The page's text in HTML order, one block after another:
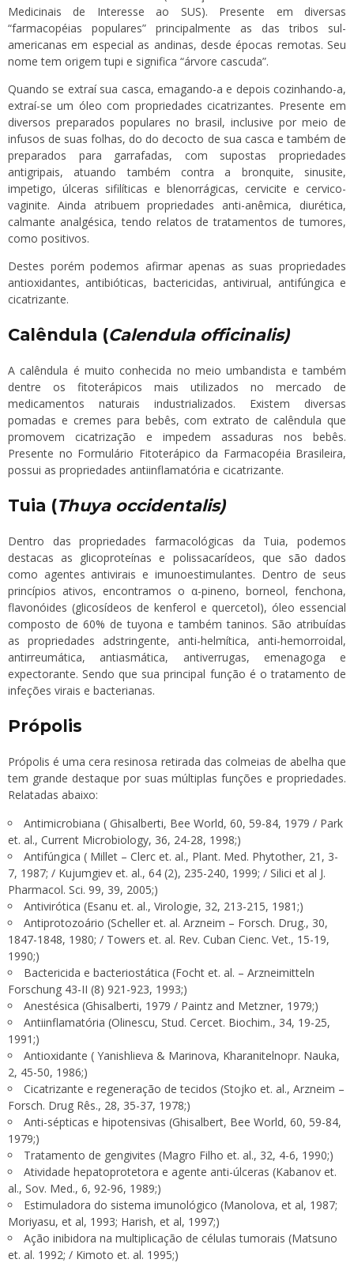
Medicinais de Interesse ao SUS). Presente em diversas
“farmacopéias populares” principalmente as das tribos sul-
americanas em especial as andinas, desde épocas remotas. Seu
nome tem origem tupi e significa “árvore cascuda”.
Quando se extraí sua casca, emagando-a e depois cozinhando-a,
extraí-se um óleo com propriedades cicatrizantes. Presente em
diversos preparados populares no brasil, inclusive por meio de
infusos de suas folhas, do do decocto de sua casca e também de
preparados para garrafadas, com supostas propriedades
antigripais, atuando também contra a bronquite, sinusite,
impetigo, úlceras sifilíticas e blenorrágicas, cervicite e cervico-
vaginite. Ainda atribuem propriedades anti-anêmica, diurética,
calmante analgésica, tendo relatos de tratamentos de tumores,
como positivos.
Destes porém podemos afirmar apenas as suas propriedades
antioxidantes, antibióticas, bactericidas, antivirual, antifúngica e
cicatrizante.
Calêndula (Calendula officinalis)
A calêndula é muito conhecida no meio umbandista e também
dentre os fitoterápicos mais utilizados no mercado de
medicamentos naturais industrializados. Existem diversas
pomadas e cremes para bebês, com extrato de calêndula que
promovem cicatrização e impedem assaduras nos bebês.
Presente no Formulário Fitoterápico da Farmacopéia Brasileira,
possui as propriedades antiinflamatória e cicatrizante.
Tuia (Thuya occidentalis)
Dentro das propriedades farmacológicas da Tuia, podemos
destacas as glicoproteínas e polissacarídeos, que são dados
como agentes antivirais e imunoestimulantes. Dentro de seus
princípios ativos, encontramos o α-pineno, borneol, fenchona,
flavonóides (glicosídeos de kenferol e quercetol), óleo essencial
composto de 60% de tuyona e também taninos. São atribuídas
as propriedades adstringente, anti-helmítica, anti-hemorroidal,
antirreumática, antiasmática, antiverrugas, emenagoga e
expectorante. Sendo que sua principal função é o tratamento de
infeções virais e bacterianas.
Própolis
Própolis é uma cera resinosa retirada das colmeias de abelha que
tem grande destaque por suas múltiplas funções e propriedades.
Relatadas abaixo:
Antimicrobiana ( Ghisalberti, Bee World, 60, 59-84, 1979 / Park
et. al., Current Microbiology, 36, 24-28, 1998;)
Antifúngica ( Millet – Clerc et. al., Plant. Med. Phytother, 21, 3-
7, 1987; / Kujumgiev et. al., 64 (2), 235-240, 1999; / Silici et al J.
Pharmacol. Sci. 99, 39, 2005;)
Antivirótica (Esanu et. al., Virologie, 32, 213-215, 1981;)
Antiprotozoário (Scheller et. al. Arzneim – Forsch. Drug., 30,
1847-1848, 1980; / Towers et. al. Rev. Cuban Cienc. Vet., 15-19,
1990;)
Bactericida e bacteriostática (Focht et. al. – Arzneimitteln
Forschung 43-II (8) 921-923, 1993;)
Anestésica (Ghisalberti, 1979 / Paintz and Metzner, 1979;)
Antiinflamatória (Olinescu, Stud. Cercet. Biochim., 34, 19-25,
1991;)
Antioxidante ( Yanishlieva & Marinova, Kharanitelnopr. Nauka,
2, 45-50, 1986;)
Cicatrizante e regeneração de tecidos (Stojko et. al., Arzneim –
Forsch. Drug Rês., 28, 35-37, 1978;)
Anti-sépticas e hipotensivas (Ghisalbert, Bee World, 60, 59-84,
1979;)
Tratamento de gengivites (Magro Filho et. al., 32, 4-6, 1990;)
Atividade hepatoprotetora e agente anti-úlceras (Kabanov et.
al., Sov. Med., 6, 92-96, 1989;)
Estimuladora do sistema imunológico (Manolova, et al, 1987;
Moriyasu, et al, 1993; Harish, et al, 1997;)
Ação inibidora na multiplicação de células tumorais (Matsuno
et. al. 1992; / Kimoto et. al. 1995;)